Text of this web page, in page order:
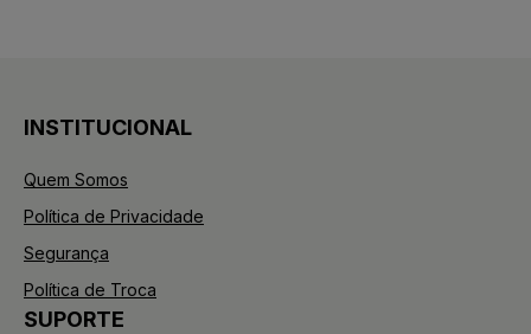
INSTITUCIONAL
Quem Somos
Política de Privacidade
Segurança
Política de Troca
SUPORTE